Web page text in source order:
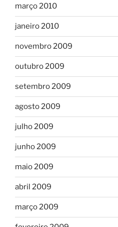
março 2010
janeiro 2010
novembro 2009
outubro 2009
setembro 2009
agosto 2009
julho 2009
junho 2009
maio 2009
abril 2009
março 2009